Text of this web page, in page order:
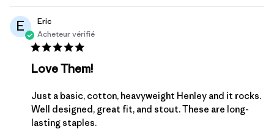
E
Eric
Acheteur vérifié
Love Them!
Just a basic, cotton, heavyweight Henley and it rocks.
Well designed, great fit, and stout. These are long-
lasting staples.